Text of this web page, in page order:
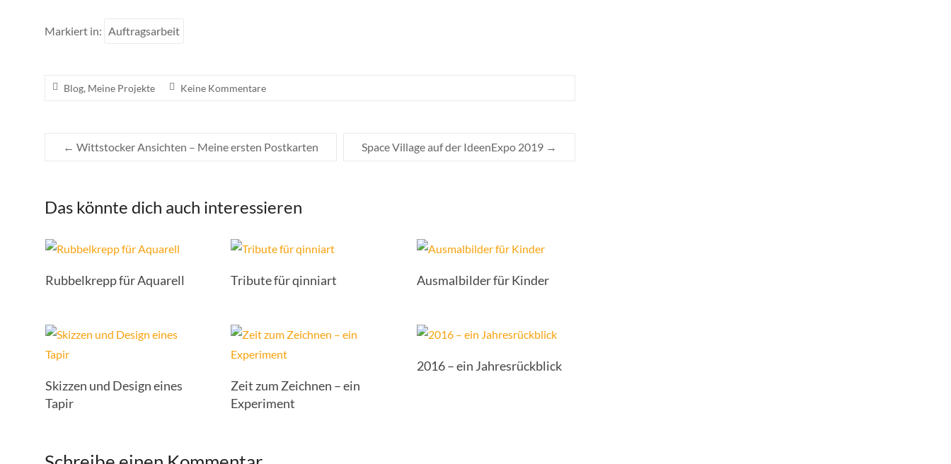
Markiert in: Auftragsarbeit
Blog, Meine Projekte Keine Kommentare
← Wittstocker Ansichten – Meine ersten Postkarten Space Village auf der IdeenExpo 2019 →
Das könnte dich auch interessieren
Rubbelkrepp für Aquarell Tribute für qinniart Ausmalbilder für Kinder
Skizzen und Design eines
Tapir
Zeit zum Zeichnen – ein
Experiment
2016 – ein Jahresrückblick